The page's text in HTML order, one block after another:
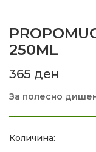
250ML
365 ден
За полесно
Количина: